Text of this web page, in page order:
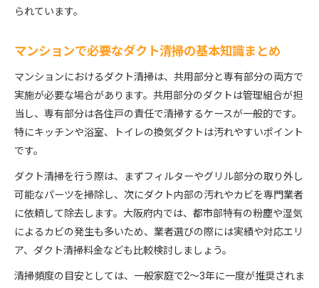
られています。
マンションで必要なダクト清掃の基本知識まとめ
マンションにおけるダクト清掃は、共用部分と専有部分の両方で
実施が必要な場合があります。共用部分のダクトは管理組合が担
当し、専有部分は各住戸の責任で清掃するケースが一般的です。
特にキッチンや浴室、トイレの換気ダクトは汚れやすいポイント
です。
ダクト清掃を行う際は、まずフィルターやグリル部分の取り外し
可能なパーツを掃除し、次にダクト内部の汚れやカビを専門業者
に依頼して除去します。大阪府内では、都市部特有の粉塵や湿気
によるカビの発生も多いため、業者選びの際には実績や対応エリ
ア、ダクト清掃料金なども比較検討しましょう。
清掃頻度の目安としては、一般家庭で2～3年に一度が推奨されま